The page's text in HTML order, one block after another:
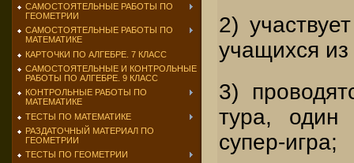
САМОСТОЯТЕЛЬНЫЕ РАБОТЫ ПО
ГЕОМЕТРИИ
САМОСТОЯТЕЛЬНЫЕ РАБОТЫ ПО
МАТЕМАТИКЕ
КАРТОЧКИ ПО АЛГЕБРЕ. 7 КЛАСС
САМОСТОЯТЕЛЬНЫЕ И КОНТРОЛЬНЫЕ
РАБОТЫ ПО АЛГЕБРЕ. 9 КЛАСС
КОНТРОЛЬНЫЕ РАБОТЫ ПО
МАТЕМАТИКЕ
ТЕСТЫ ПО МАТЕМАТИКЕ
РАЗДАТОЧНЫЙ МАТЕРИАЛ ПО
ГЕОМЕТРИИ
ТЕСТЫ ПО ГЕОМЕТРИИ
2)
учащихся из
3)
тура,
супер-игра;